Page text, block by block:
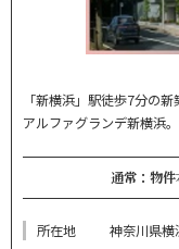
「新横浜」駅徒歩7分の
アルファグランデ新横浜。
通常：物
所在地
神奈川県